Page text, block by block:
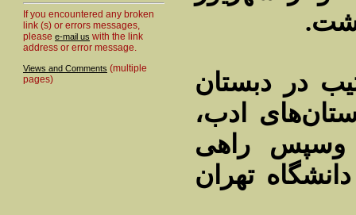
If you encountered any broken
link (s) or errors messages,
please e-mail us with the link
address or error message.
Views and Comments (multiple
pages)
در دبستان
ادب،
وسپس راهی
تهران